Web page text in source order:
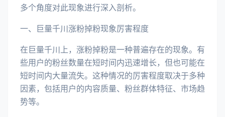
多个角度对此现象进行深入剖析。
一、巨量千川涨粉掉粉现象厉害程度
在巨量千川上，涨粉掉粉是一种普遍存在的现象。有
些用户的粉丝数量在短时间内迅速增长，但也可能在
短时间内大量流失。这种情况的厉害程度取决于多种
因素，包括用户的内容质量、粉丝群体特征、市场趋
势等。